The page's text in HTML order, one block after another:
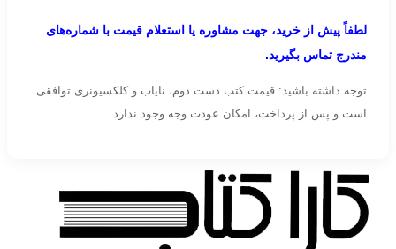
لطفاً پیش از خرید، جهت مشاوره یا استعلام قیمت با شماره‌های
مندرج تماس بگیرید.
توجه داشته باشید: قیمت کتب دست دوم، نایاب و کلکسیونری توافقی
است و پس از پرداخت، امکان عودت وجه وجود ندارد.